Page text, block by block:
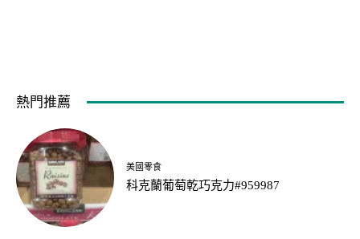
熱門推薦
美國零食
科克蘭葡萄乾巧克力#959987